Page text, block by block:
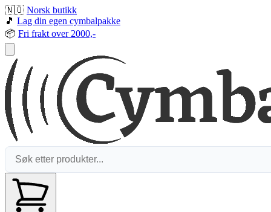
🇳🇴 Norsk butikk
🎵 Lag din egen cymbalpakke
📦 Fri frakt over 2000,-